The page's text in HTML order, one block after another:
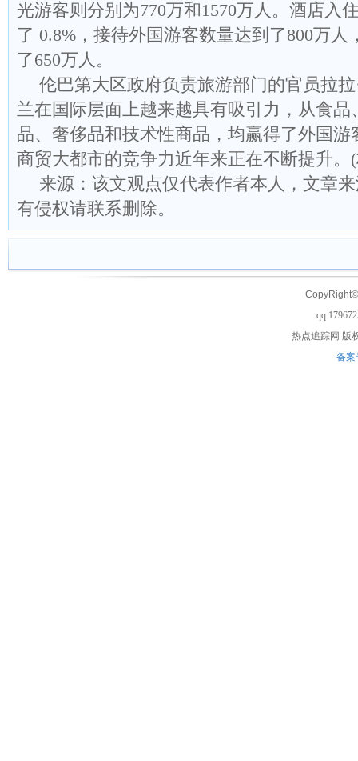
光游客则分别为770万和1570万人。酒店入
了 0.8%，接待外国游客数量达到了800万人
了650万人。
伦巴第大区政府负责旅游部门的官员拉
兰在国际层面上越来越具有吸引力，从食品
品、奢侈品和技术性商品，均赢得了外国游
商贸大都市的竞争力近年来正在不断提升。
来源：该文观点仅代表作者本人，文章
有侵权请联系删除。
热点追踪网 版
备案